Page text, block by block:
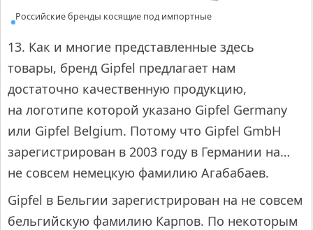
Российские бренды косящие под импортные
13. Как и многие представленные здесь
товары, бренд Gipfel предлагает нам
достаточно качественную продукцию,
на логотипе которой указано Gipfel Germany
или Gipfel Belgium. Потому что Gipfel GmbH
зарегистрирован в 2003 году в Германии на…
не совсем немецкую фамилию Агабабаев.
Gipfel в Бельгии зарегистрирован на не совсем
бельгийскую фамилию Карпов. По некоторым